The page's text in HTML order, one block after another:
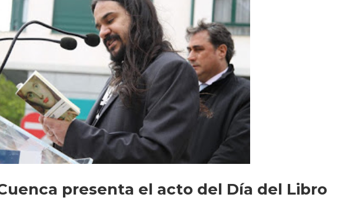
presenta el acto del Día del Libro